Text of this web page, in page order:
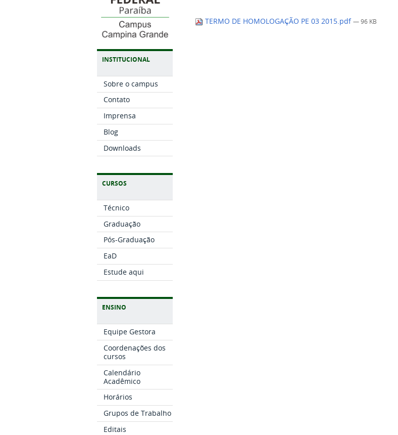
INSTITUCIONAL
Sobre o campus
Contato
Imprensa
Blog
Downloads
CURSOS
Técnico
Graduação
Pós-Graduação
EaD
Estude aqui
ENSINO
Equipe Gestora
Coordenações dos
cursos
Calendário
Acadêmico
Horários
Grupos de Trabalho
Editais
TERMO DE HOMOLOGAÇÃO PE 03 2015.pdf— 96 KB